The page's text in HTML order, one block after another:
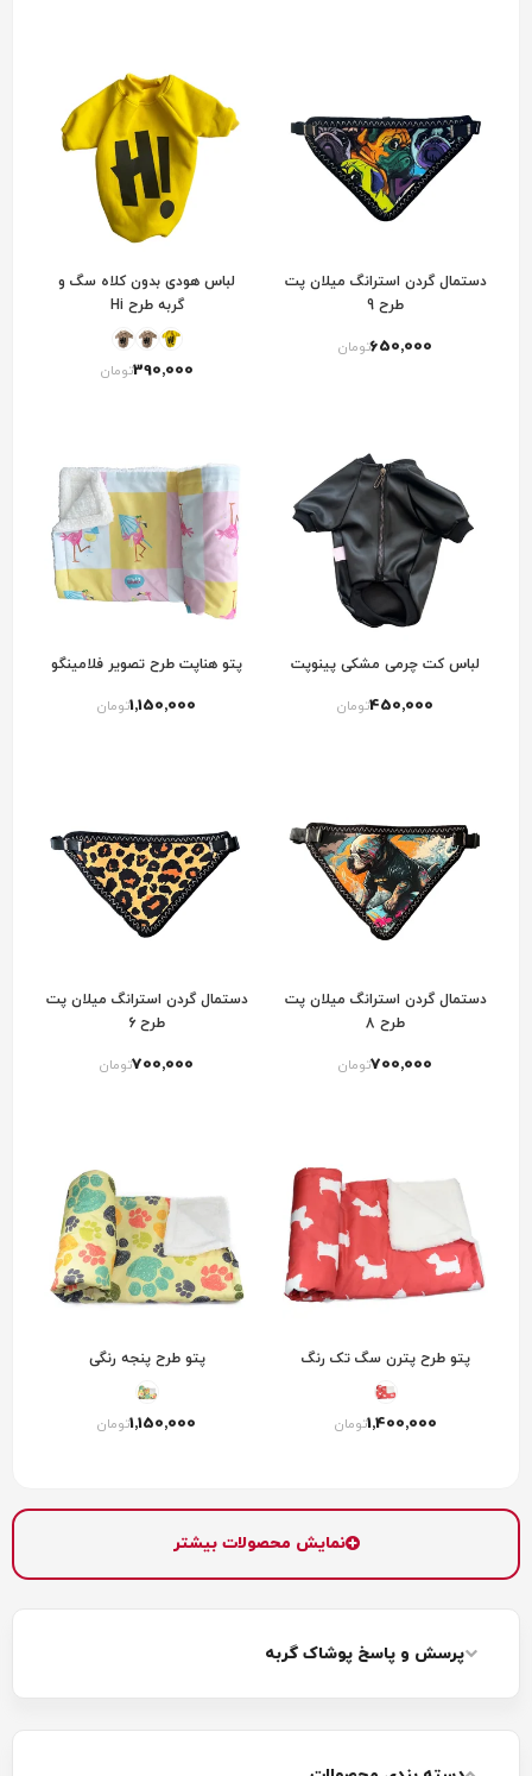
دستمال گردن استرانگ میلان پت
طرح 9
650٬000تومان
لباس هودی بدون کلاه سگ و
گربه طرح Hi
390٬000تومان
لباس کت چرمی مشکی پینوپت
450٬000تومان
پتو هناپت طرح تصویر فلامینگو
1٬150٬000تومان
دستمال گردن استرانگ میلان پت
طرح 8
700٬000تومان
دستمال گردن استرانگ میلان پت
طرح 6
700٬000تومان
پتو طرح پترن سگ تک رنگ
1٬400٬000تومان
پتو طرح پنجه رنگی
1٬150٬000تومان
نمایش محصولات بیشتر
پرسش و پاسخ پوشاک گربه